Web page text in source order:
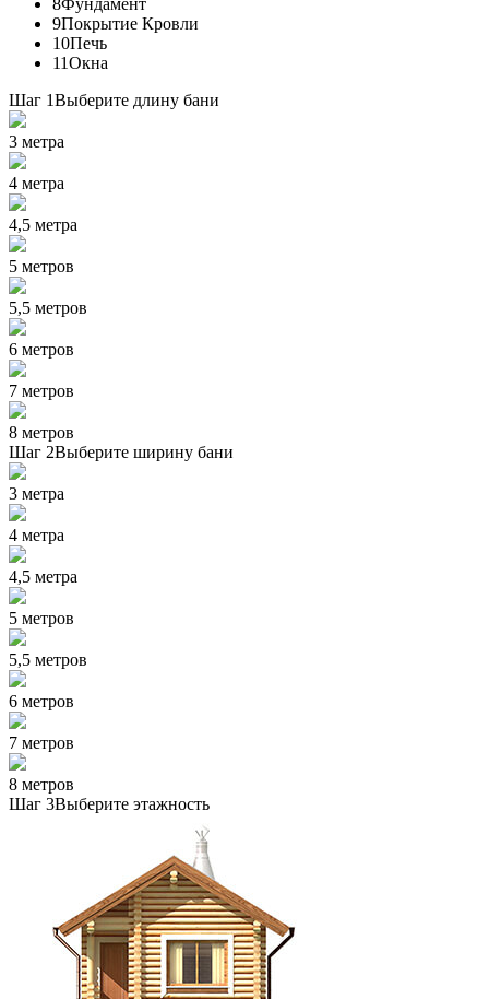
9Покрытие Кровли
10Печь
11Окна
Шаг 1Выберите длину бани
3 метра
4 метра
4,5 метра
5 метров
5,5 метров
6 метров
7 метров
8 метров
Шаг 2Выберите ширину бани
3 метра
4 метра
4,5 метра
5 метров
5,5 метров
6 метров
7 метров
8 метров
Шаг 3Выберите этажность